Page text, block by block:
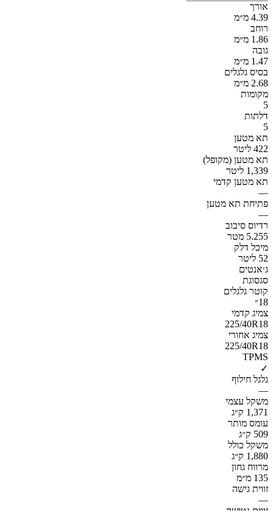
אורך
4.39 מ״מ
רוחב
1.86 מ״מ
גובה
1.47 מ״מ
בסיס גלגלים
2.68 מ״מ
מקומות
5
דלתות
5
תא מטען
422 ליטר
תא מטען (מקופל)
1,339 ליטר
תא מטען קדמי
—
פתיחת תא מטען
—
רדיוס סיבוב
5.255 מטר
מיכל דלק
52 ליטר
ג׳אנטים
סגסוגת
קוטר גלגלים
18״
צמיג קדמי
225/40R18
צמיג אחורי
225/40R18
TPMS
✓
גלגל חילוף
—
משקל עצמי
1,371 ק״ג
עומס מותר
509 ק״ג
משקל כולל
1,880 ק״ג
מרווח גחון
135 מ״מ
זווית גישה
—